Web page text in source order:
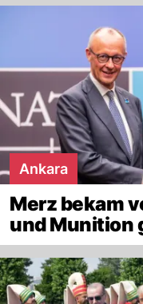
Ankara
Merz bekam
und Munition